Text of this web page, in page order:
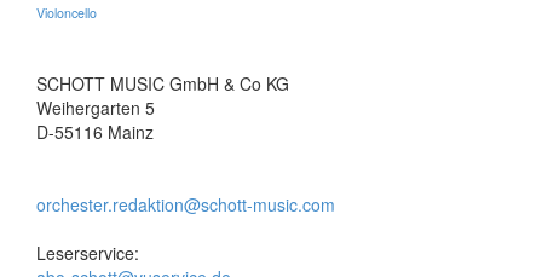
Violoncello
SCHOTT MUSIC GmbH & Co KG
Weihergarten 5
D-55116 Mainz
orchester.redaktion@schott-music.com
Leserservice: